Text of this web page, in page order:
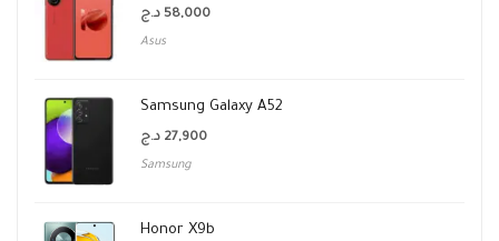
58,000 د.ج
Asus
Samsung Galaxy A52
27,900 د.ج
Samsung
Honor X9b